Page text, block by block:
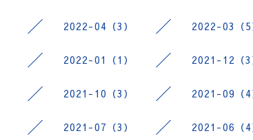
2022-04（3） 2022-03（5
2022-01（1） 2021-12（3
2021-10（3） 2021-09（4
2021-07（3） 2021-06（4